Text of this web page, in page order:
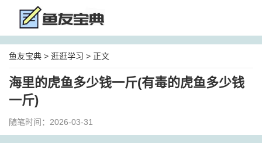
鱼友宝典 > 逛逛学习 > 正文
海里的虎鱼多少钱一斤(有毒的虎鱼多少钱
一斤)
随笔时间：2026-03-31